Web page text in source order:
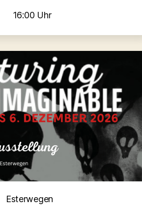
16:00 Uhr
Kategorien
Esterwegen